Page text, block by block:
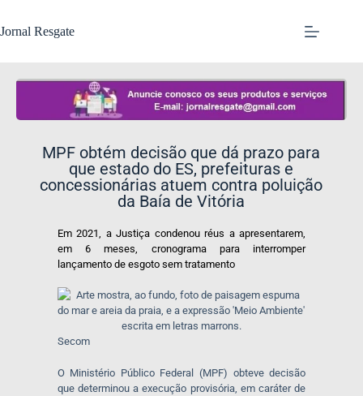
Jornal Resgate
MPF obtém decisão que dá prazo para
que estado do ES, prefeituras e
concessionárias atuem contra poluição
da Baía de Vitória
Em 2021, a Justiça condenou réus a apresentarem,
em 6 meses, cronograma para interromper
lançamento de esgoto sem tratamento
Secom
O Ministério Público Federal (MPF) obteve decisão
que determinou a execução provisória, em caráter de